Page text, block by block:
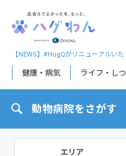
【NEWS】#HugQがリニューアルいた
健康・病気 ライフ・し
動物病院をさがす
エリア